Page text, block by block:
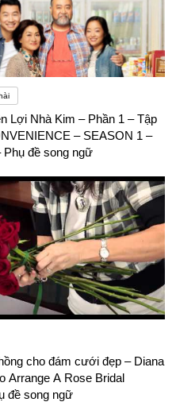
Lợi Nhà Kim – Phần 1 – Tập
– SEASON 1 –
Phụ đề song ngữ
cho đám cưới đẹp – Diana
Arrange A Rose Bridal
đề song ngữ